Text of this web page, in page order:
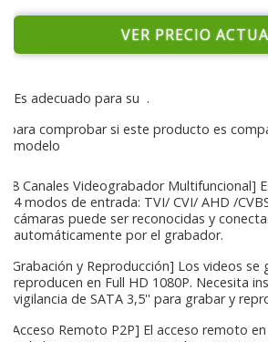
VER PRECIO
Es adecuado para su .
para comprobar si este producto es
modelo
[8 Canales Videograbador Multifuncional]
4 modos de entrada: TVI/ CVI/ AHD /
cámaras puede ser reconocidas y
automáticamente por el grabador.
[Grabación y Reproducción] Los videos se
reproducen en Full HD 1080P. Necesita
vigilancia de SATA 3,5'' para grabar y
[Acceso Remoto P2P] El acceso remoto